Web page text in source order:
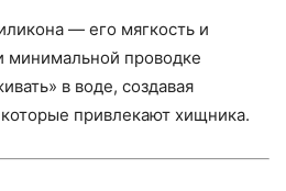
— его мягкость и
минимальной проводке
в воде, создавая
привлекают хищника.